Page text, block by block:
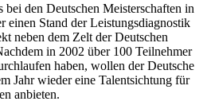
den Deutschen Meisterschaften in
einen Stand der Leistungsdiagnostik
neben dem Zelt der Deutschen
in 2002 über 100 Teilnehmer
haben, wollen der Deutsche
Jahr wieder eine Talentsichtung für
anbieten.